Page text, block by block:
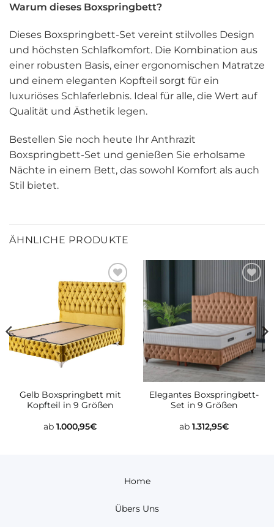
Warum dieses Boxspringbett?
Dieses Boxspringbett-Set vereint stilvolles Design
und höchsten Schlafkomfort. Die Kombination aus
einer robusten Basis, einer ergonomischen Matratze
und einem eleganten Kopfteil sorgt für ein
luxuriöses Schlaferlebnis. Ideal für alle, die Wert auf
Qualität und Ästhetik legen.
Bestellen Sie noch heute Ihr Anthrazit
Boxspringbett-Set und genießen Sie erholsame
Nächte in einem Bett, das sowohl Komfort als auch
Stil bietet.
ÄHNLICHE PRODUKTE
Zur
wunschliste
hinzufügen
Gelb Boxspringbett mit
Kopfteil in 9 Größen
ab 1.000,95€
Zur
wunschliste
hinzufügen
Elegantes Boxspringbett-
Set in 9 Größen
ab 1.312,95€
Home
Übers Uns